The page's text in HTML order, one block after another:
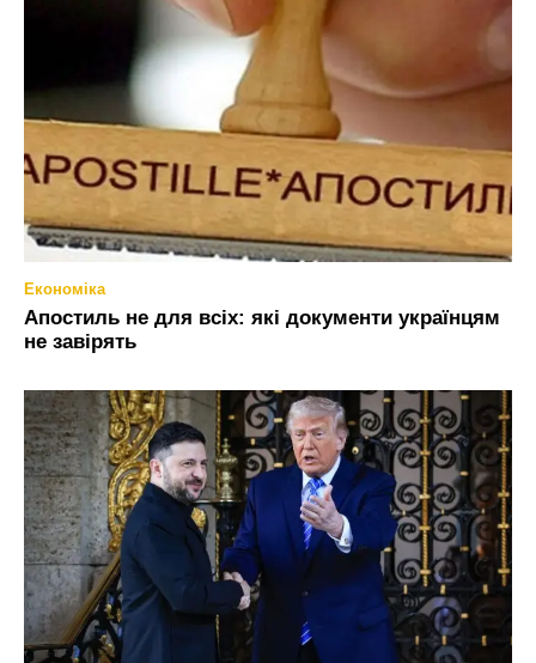
Економіка
Апостиль не для всіх: які документи українцям
не завірять